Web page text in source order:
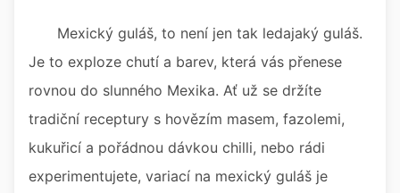
Mexický guláš, to není jen tak ledajaký guláš.
Je to exploze chutí a barev, která vás přenese
rovnou do slunného Mexika. Ať už se držíte
tradiční receptury s hovězím masem, fazolemi,
kukuřicí a pořádnou dávkou chilli, nebo rádi
experimentujete, variací na mexický guláš je